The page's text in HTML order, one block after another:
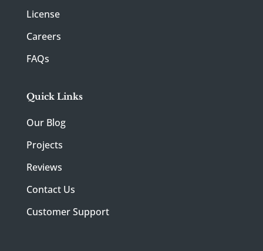
License
Careers
FAQs
Quick Links
Our Blog
Projects
Reviews
Contact Us
Customer Support